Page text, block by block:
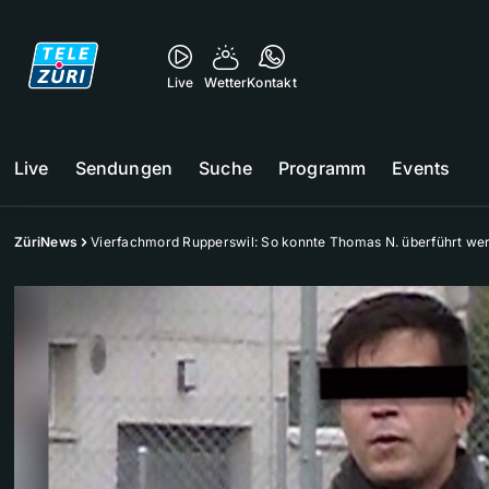
Live WetterKontakt
Live Sendungen Suche Programm Events
ZüriNews Vierfachmord Rupperswil: So konnte Thomas N. überführt